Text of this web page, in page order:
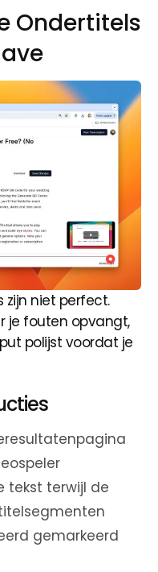
Ondertitels
niet perfect.
je fouten opvangt,
polijst voordat je
tekst terwijl de
gemarkeerd